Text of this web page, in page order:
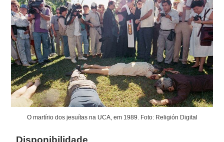
O martírio dos jesuítas na UCA, em 1989. Foto: Religión Digital
Disponibilidade